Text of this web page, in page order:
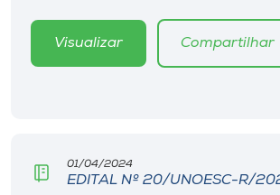
Unoesc
Visualizar Compartilhar
01/04/2024
EDITAL Nº 20/UNOESC-R/